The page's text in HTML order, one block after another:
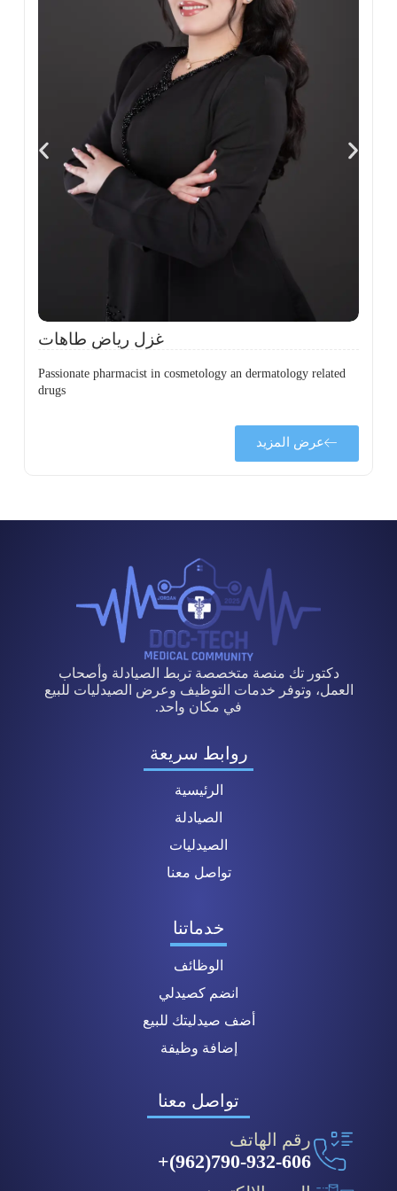
غزل رياض طاهات
Passionate pharmacist in cosmetology an dermatology related
drugs
عرض المزيد
دكتور تك منصة متخصصة تربط الصيادلة وأصحاب
العمل، وتوفر خدمات التوظيف وعرض الصيدليات للبيع
في مكان واحد.
روابط سريعة
الرئيسية
الصيادلة
الصيدليات
تواصل معنا
خدماتنا
الوظائف
انضم كصيدلي
أضف صيدليتك للبيع
إضافة وظيفة
تواصل معنا
رقم الهاتف
790-932-606(962)+